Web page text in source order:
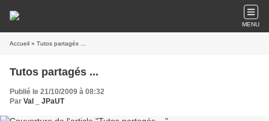
MENU
Accueil » Tutos partagés ...
Tutos partagés ...
Publié le 21/10/2009 à 08:32
Par Val _ JPaUT